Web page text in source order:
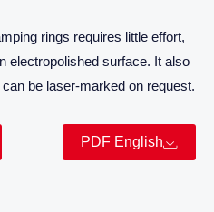
rings requires little effort,
electropolished surface. It also
can be laser-marked on request.
PDF English